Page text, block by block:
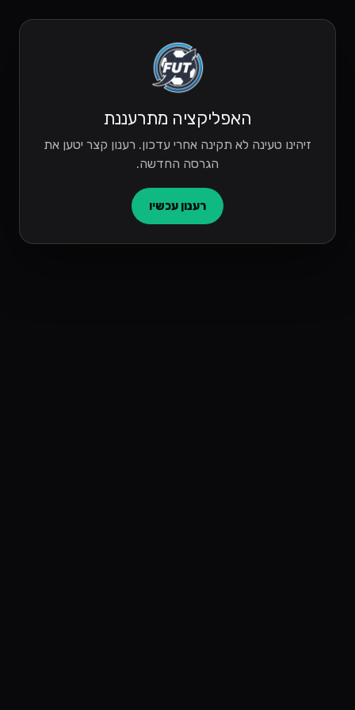
האפליקציה מתרעננת
זיהינו טעינה לא תקינה אחרי עדכון. רענון קצר יטען את
הגרסה החדשה.
רענון עכשיו